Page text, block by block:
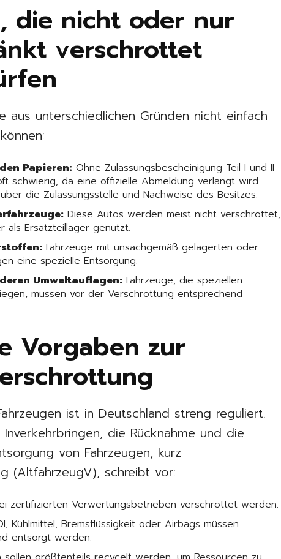
die nicht oder nur
verschrottet
aus unterschiedlichen Gründen nicht einfach
Papieren: Ohne Zulassungsbescheinigung Teil I und II
schwierig, da eine offizielle Abmeldung verlangt wird.
die Zulassungsstelle und Nachweise des Besitzes.
Diese Autos werden meist nicht verschrottet,
als Ersatzteillager genutzt.
Fahrzeuge mit unsachgemäß gelagerten oder
eine spezielle Entsorgung.
Umweltauflagen: Fahrzeuge, die speziellen
müssen vor der Verschrottung entsprechend
Vorgaben zur
ist in Deutschland streng reguliert.
die Rücknahme und die
von Fahrzeugen, kurz
(AltfahrzeugV), schreibt vor:
zertifizierten Verwertungsbetrieben verschrottet werden.
Kühlmittel, Bremsflüssigkeit oder Airbags müssen
entsorgt werden.